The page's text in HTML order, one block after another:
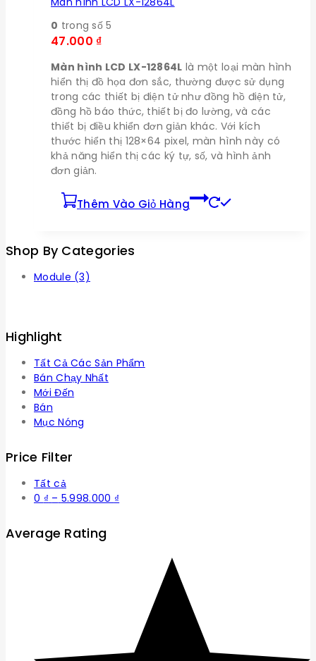
0 trong số 5
47.000 ₫
Màn hình LCD LX-12864L là một loại màn hình
hiển thị đồ họa đơn sắc, thường được sử dụng
trong các thiết bị điện tử như đồng hồ điện tử,
đồng hồ báo thức, thiết bị đo lường, và các
thiết bị điều khiển đơn giản khác. Với kích
thước hiển thị 128×64 pixel, màn hình này có
khả năng hiển thị các ký tự, số, và hình ảnh
đơn giản.
Thêm Vào Giỏ Hàng
Shop By Categories
Module (3)
Highlight
Tất Cả Các Sản Phẩm
Bán Chạy Nhất
Mới Đến
Bán
Mục Nóng
Price Filter
Tất cả
0 ₫ – 5.998.000 ₫
5.998.000 ₫
Average Rating